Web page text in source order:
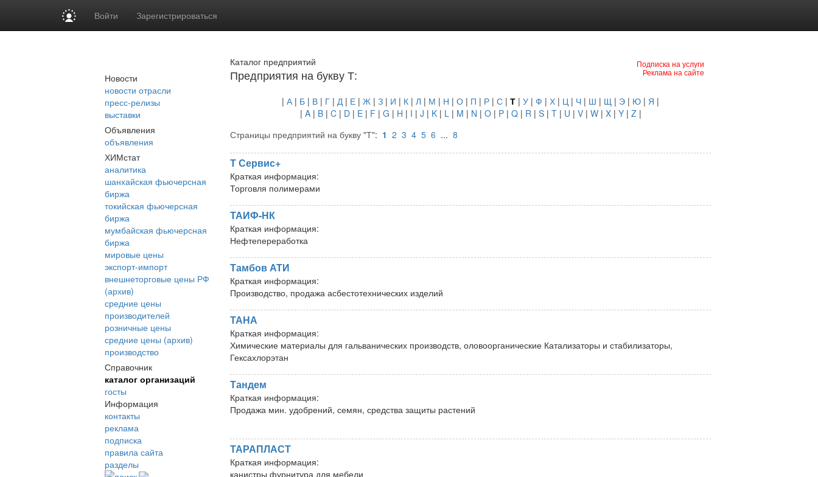
Войти Зарегистрироваться
Новости
новости отрасли
пресс-релизы
выставки
Объявления
объявления
ХИМстат
аналитика
шанхайская фьючерсная
биржа
токийская фьючерсная
биржа
мумбайская фьючерсная
биржа
мировые цены
экспорт-импорт
внешнеторговые цены РФ
(архив)
средние цены
производителей
розничные цены
средние цены (архив)
производство
Справочник
каталог организаций
госты
Информация
контакты
реклама
подписка
правила сайта
разделы
Подписка на услуги
Реклама на сайте
Каталог предприятий
Предприятия на букву Т:
| А| Б | В | Г | Д| Е | Ж | З | И | К | Л | М | Н | О | П | Р | С | Т | У | Ф | Х | Ц | Ч | Ш | Щ | Э | Ю | Я |
| A| B| C| D| E| F | G | H | I | J | K| L| M | N | O| P| Q| R| S| T| U | V| W| X| Y| Z|
Страницы предприятий на букву "Т": 1 2 3 4 5 6 ... 8
Т Сервис+
Краткая информация:
Торговля полимерами
ТАИФ-НК
Краткая информация:
Нефтепереработка
Тамбов АТИ
Краткая информация:
Производство, продажа асбестотехнических изделий
ТАНА
Краткая информация:
Химические материалы для гальванических производств, оловоорганические Катализаторы и стабилизаторы,
Гексахлорэтан
Тандем
Краткая информация:
Продажа мин. удобрений, семян, средства защиты растений
ТАРАПЛАСТ
Краткая информация:
канистры фурнитура для мебели